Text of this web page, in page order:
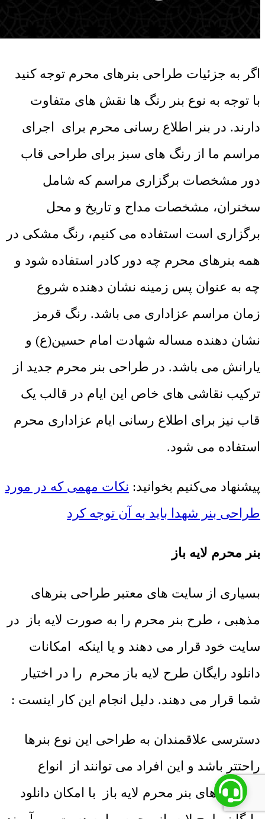
اگر به جزئیات طراحی بنرهای محرم توجه کنید
با توجه به نوع بنر رنگ ها نقش های متفاوت
دارند. در بنر اطلاع رسانی محرم برای اجرای
مراسم ما از رنگ های سبز برای طراحی قاب
دور مشخصات برگزاری مراسم که شامل
سخنران، مشخصات مداح و تاریخ و محل
برگزاری است استفاده می کنیم، رنگ مشکی در
همه بنرهای محرم چه دور کادر استفاده شود و
چه به عنوان پس زمینه نشان دهنده شروع
زمان مراسم عزاداری می باشد. رنگ قرمز
نشان دهنده مساله شهادت امام حسین(ع) و
یارانش می باشد. در طراحی بنر محرم جدید از
ترکیب نقاشی های خاص این ایام در قالب یک
قاب نیز برای اطلاع رسانی ایام عزاداری محرم
استفاده می شود.
پیشنهاد می‌کنیم بخوانید: نکات مهمی که در مورد
طراحی بنر شهدا باید به آن توجه کرد
بنر محرم لایه باز
بسیاری از سایت های معتبر طراحی بنرهای
مذهبی ، طرح بنر محرم را به صورت لایه باز در
سایت خود قرار می دهند و یا اینکه امکانات
دانلود رایگان طرح لایه باز محرم را در اختیار
شما قرار می دهند. دلیل انجام این کار اینست :
دسترسی علاقمندان به طراحی این نوع بنرها
راحتتر باشد و این افراد می توانند از انواع
طراحی های بنر محرم لایه باز با امکان دانلود